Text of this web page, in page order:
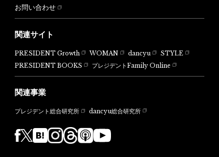
お問い合わせ
関連サイト
PRESIDENT Growth WOMAN dancyu
STYLE
PRESIDENT BOOKS
プレジデントFamily Online
関連事業
プレジデント総合研究所 dancyu総合研究所